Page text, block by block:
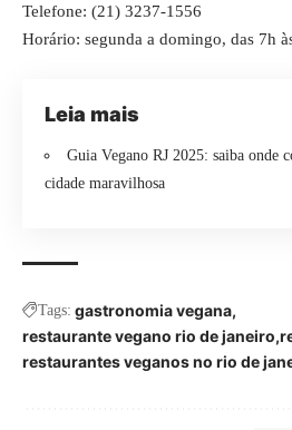
Telefone: (21) 3237-1556
Horário: segunda a domingo, das 7h
Leia mais
Guia Vegano RJ 2025: saiba onde
cidade maravilhosa
Tags: gastronomia vegana
restaurante vegano rio de janeiro
restaurantes veganos no rio de